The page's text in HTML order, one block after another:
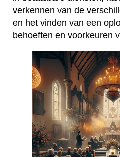
verkennen van de
en het vinden van een
behoeften en voorkeuren